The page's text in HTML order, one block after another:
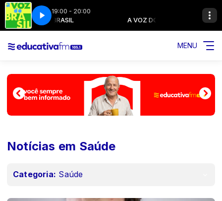
19:00 - 20:00
A VOZ DO BRASIL A VOZ DO BRASIL
MENU
Notícias em Saúde
Categoria: Saúde